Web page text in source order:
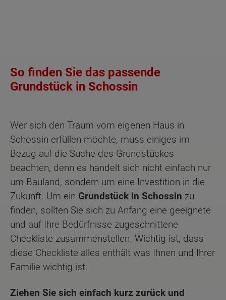
So finden Sie das passende
Grundstück in Schossin
Wer sich den Traum vom eigenen Haus in
Schossin erfüllen möchte, muss einiges im
Bezug auf die Suche des Grundstückes
beachten, denn es handelt sich nicht einfach nur
um Bauland, sondern um eine Investition in die
Zukunft. Um ein Grundstück in Schossin zu
finden, sollten Sie sich zu Anfang eine geeignete
und auf Ihre Bedürfnisse zugeschnittene
Checkliste zusammenstellen. Wichtig ist, dass
diese Checkliste alles enthält was Ihnen und Ihrer
Familie wichtig ist.
Ziehen Sie sich einfach kurz zurück und